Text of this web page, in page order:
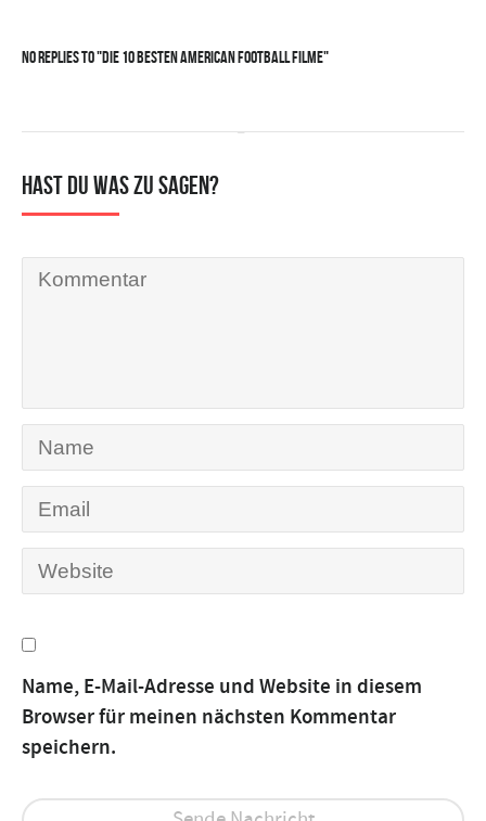
No Replies to "Die 10 besten American Football Filme"
Hast du was zu sagen?
Name, E-Mail-Adresse und Website in diesem
Browser für meinen nächsten Kommentar
speichern.